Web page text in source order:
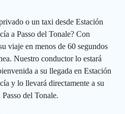
o un taxi desde Estación
a Passo del Tonale? Con
viaje en menos de 60 segundos
Nuestro conductor lo estará
a su llegada en Estación
y lo llevará directamente a su
del Tonale.